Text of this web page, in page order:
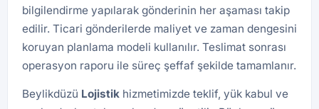
bilgilendirme yapılarak gönderinin her aşaması takip
edilir. Ticari gönderilerde maliyet ve zaman dengesini
koruyan planlama modeli kullanılır. Teslimat sonrası
operasyon raporu ile süreç şeffaf şekilde tamamlanır.
Beylikdüzü Lojistik hizmetimizde teklif, yük kabul ve